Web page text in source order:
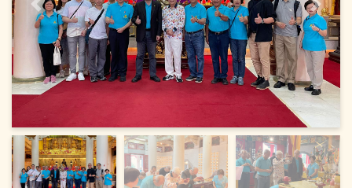
上一頁 下一頁